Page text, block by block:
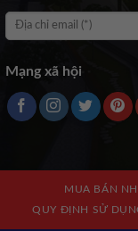
Mạng xã hội
MUA BÁN
QUY ĐỊNH SỬ